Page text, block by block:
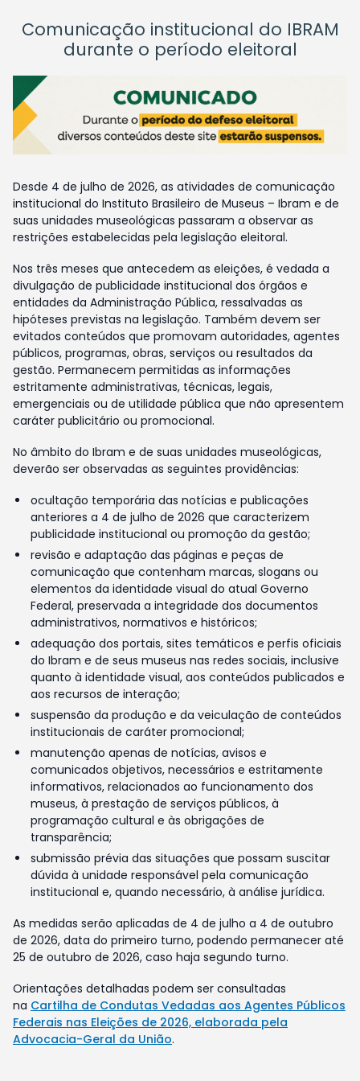
Comunicação institucional do IBRAM
durante o período eleitoral
Desde 4 de julho de 2026, as atividades de comunicação
institucional do Instituto Brasileiro de Museus – Ibram e de
suas unidades museológicas passaram a observar as
restrições estabelecidas pela legislação eleitoral.
Nos três meses que antecedem as eleições, é vedada a
divulgação de publicidade institucional dos órgãos e
entidades da Administração Pública, ressalvadas as
hipóteses previstas na legislação. Também devem ser
evitados conteúdos que promovam autoridades, agentes
públicos, programas, obras, serviços ou resultados da
gestão. Permanecem permitidas as informações
estritamente administrativas, técnicas, legais,
emergenciais ou de utilidade pública que não apresentem
caráter publicitário ou promocional.
No âmbito do Ibram e de suas unidades museológicas,
deverão ser observadas as seguintes providências:
ocultação temporária das notícias e publicações
anteriores a 4 de julho de 2026 que caracterizem
publicidade institucional ou promoção da gestão;
revisão e adaptação das páginas e peças de
comunicação que contenham marcas, slogans ou
elementos da identidade visual do atual Governo
Federal, preservada a integridade dos documentos
administrativos, normativos e históricos;
adequação dos portais, sites temáticos e perfis oficiais
do Ibram e de seus museus nas redes sociais, inclusive
quanto à identidade visual, aos conteúdos publicados e
aos recursos de interação;
suspensão da produção e da veiculação de conteúdos
institucionais de caráter promocional;
manutenção apenas de notícias, avisos e
comunicados objetivos, necessários e estritamente
informativos, relacionados ao funcionamento dos
museus, à prestação de serviços públicos, à
programação cultural e às obrigações de
transparência;
submissão prévia das situações que possam suscitar
dúvida à unidade responsável pela comunicação
institucional e, quando necessário, à análise jurídica.
As medidas serão aplicadas de 4 de julho a 4 de outubro
de 2026, data do primeiro turno, podendo permanecer até
25 de outubro de 2026, caso haja segundo turno.
Orientações detalhadas podem ser consultadas
na Cartilha de Condutas Vedadas aos Agentes Públicos
Federais nas Eleições de 2026, elaborada pela
Advocacia-Geral da União.